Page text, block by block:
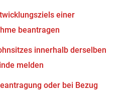
einer
beantragen
innerhalb derselben
melden
oder bei Bezug